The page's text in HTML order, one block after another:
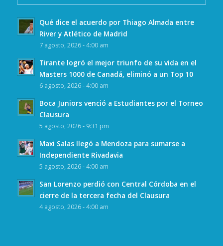
Qué dice el acuerdo por Thiago Almada entre
River y Atlético de Madrid
7 agosto, 2026 - 4:00 am
Tirante logró el mejor triunfo de su vida en el
Masters 1000 de Canadá, eliminó a un Top 10
6 agosto, 2026 - 4:00 am
Boca Juniors venció a Estudiantes por el Torneo
Clausura
5 agosto, 2026 - 9:31 pm
Maxi Salas llegó a Mendoza para sumarse a
Independiente Rivadavia
5 agosto, 2026 - 4:00 am
San Lorenzo perdió con Central Córdoba en el
cierre de la tercera fecha del Clausura
4 agosto, 2026 - 4:00 am